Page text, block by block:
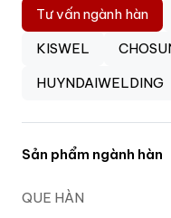
Tư vấn ngành hàn
KISWEL
HUYNDAIWELDING
Sản phẩm ngành hàn
QUE HÀN